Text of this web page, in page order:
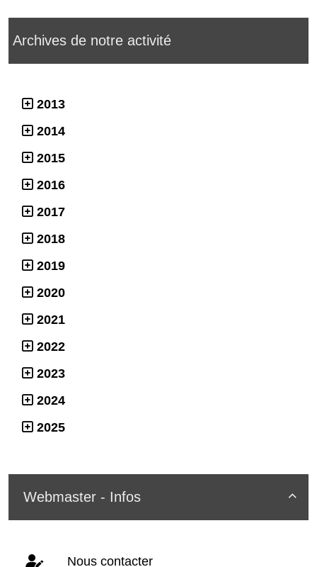
Archives de notre activité
2013
2014
2015
2016
2017
2018
2019
2020
2021
2022
2023
2024
2025

Webmaster - Infos
Nous contacter